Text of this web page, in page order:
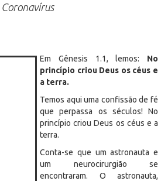
Em Gênesis 1.1, lemos: No
princípio criou Deus os céus e
a terra.
Temos aqui uma confissão de fé
que perpassa os séculos! No
princípio criou Deus os céus e a
terra.
Conta-se que um astronauta e
um neurocirurgião se
encontraram. O astronauta,